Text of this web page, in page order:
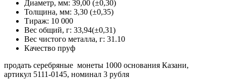
Диаметр, мм: 39,00 (±0,30)
Толщина, мм: 3,30 (±0,35)
Тираж: 10 000
Вес общий, г: 33,94(±0,31)
Вес чистого металла, г: 31.10
Качество пруф
продать серебряные монеты 1000 основания Казани,
артикул 5111-0145, номинал 3 рубля